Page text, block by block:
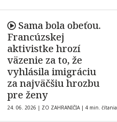
Sama bola obeťou.
Francúzskej
aktivistke hrozí
väzenie za to, že
vyhlásila imigráciu
za najväčšiu hrozbu
pre ženy
24. 06. 2026 | ZO ZAHRANIČIA | 4 min. čítania